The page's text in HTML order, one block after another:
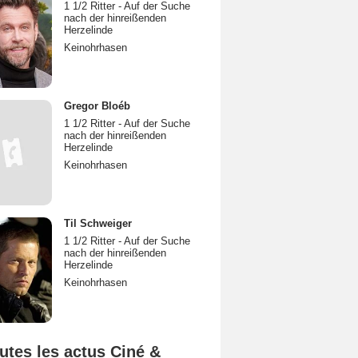
1 1/2 Ritter - Auf der Suche
nach der hinreißenden
Herzelinde
Keinohrhasen
Gregor Bloéb
1 1/2 Ritter - Auf der Suche
nach der hinreißenden
Herzelinde
Keinohrhasen
Til Schweiger
1 1/2 Ritter - Auf der Suche
nach der hinreißenden
Herzelinde
Keinohrhasen
les actus Ciné &